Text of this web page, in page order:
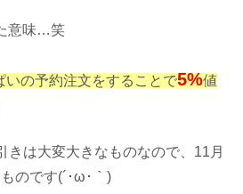
意味…笑
いの予約注文をすることで5%値
きは大変大きなものなので、11月
のです(´･ω･｀)